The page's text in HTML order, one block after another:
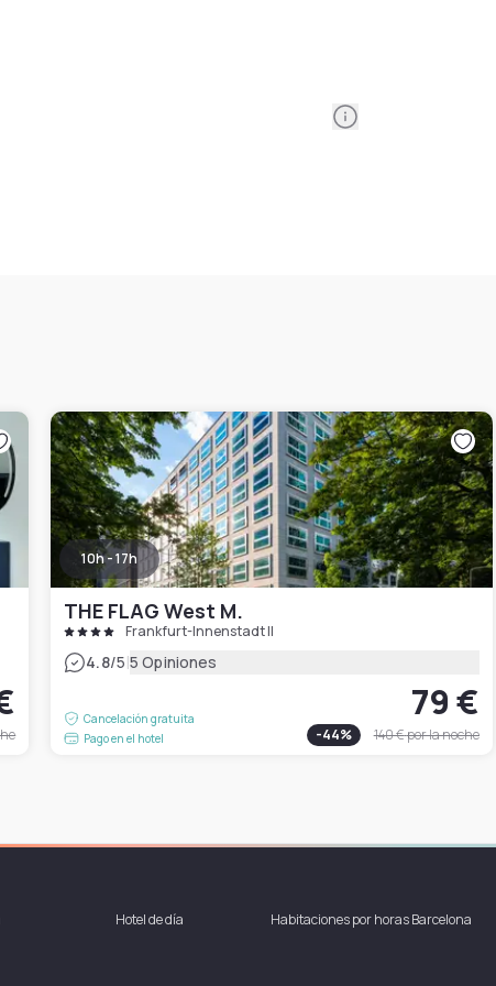
Information
10h - 17h
THE FLAG West M.
Frankfurt-Innenstadt II
4.8/5|5 Opiniones
Cancelación gratuita
Pago en el hotel
79 €
-44% 140 €por la noche
Hotel de día Habitaciones por horas Barcelona